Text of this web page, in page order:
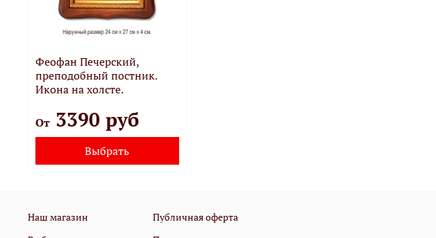
Феофан Печерский,
преподобный постник.
Икона на холсте.
От 3390 руб
Выбрать
Наш магазин
Публичная оферта